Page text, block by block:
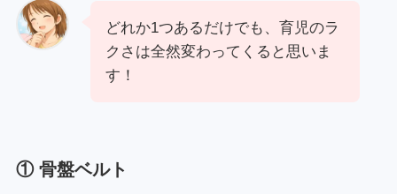
どれか1つあるだけでも、育児のラ
クさは全然変わってくると思いま
す！
① 骨盤ベルト